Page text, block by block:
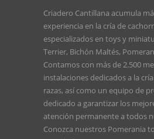
Criadero Cantillana acumula
experiencia en la cría de
especializados en toys y
Terrier, Bichón Maltés,
Contamos con más de 2.500
instalaciones dedicados a la
razas, así como un equipo de
dedicado a garantizar los
atención permanente a todos
Conozca nuestros Pomerania